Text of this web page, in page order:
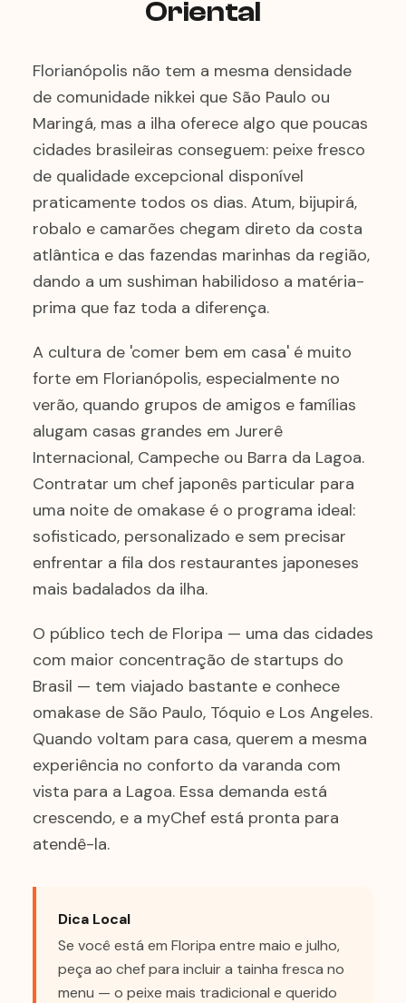
Oriental
Florianópolis não tem a mesma densidade
de comunidade nikkei que São Paulo ou
Maringá, mas a ilha oferece algo que poucas
cidades brasileiras conseguem: peixe fresco
de qualidade excepcional disponível
praticamente todos os dias. Atum, bijupirá,
robalo e camarões chegam direto da costa
atlântica e das fazendas marinhas da região,
dando a um sushiman habilidoso a matéria-
prima que faz toda a diferença.
A cultura de 'comer bem em casa' é muito
forte em Florianópolis, especialmente no
verão, quando grupos de amigos e famílias
alugam casas grandes em Jurerê
Internacional, Campeche ou Barra da Lagoa.
Contratar um chef japonês particular para
uma noite de omakase é o programa ideal:
sofisticado, personalizado e sem precisar
enfrentar a fila dos restaurantes japoneses
mais badalados da ilha.
O público tech de Floripa — uma das cidades
com maior concentração de startups do
Brasil — tem viajado bastante e conhece
omakase de São Paulo, Tóquio e Los Angeles.
Quando voltam para casa, querem a mesma
experiência no conforto da varanda com
vista para a Lagoa. Essa demanda está
crescendo, e a myChef está pronta para
atendê-la.
Dica Local
Se você está em Floripa entre maio e julho,
peça ao chef para incluir a tainha fresca no
menu — o peixe mais tradicional e querido